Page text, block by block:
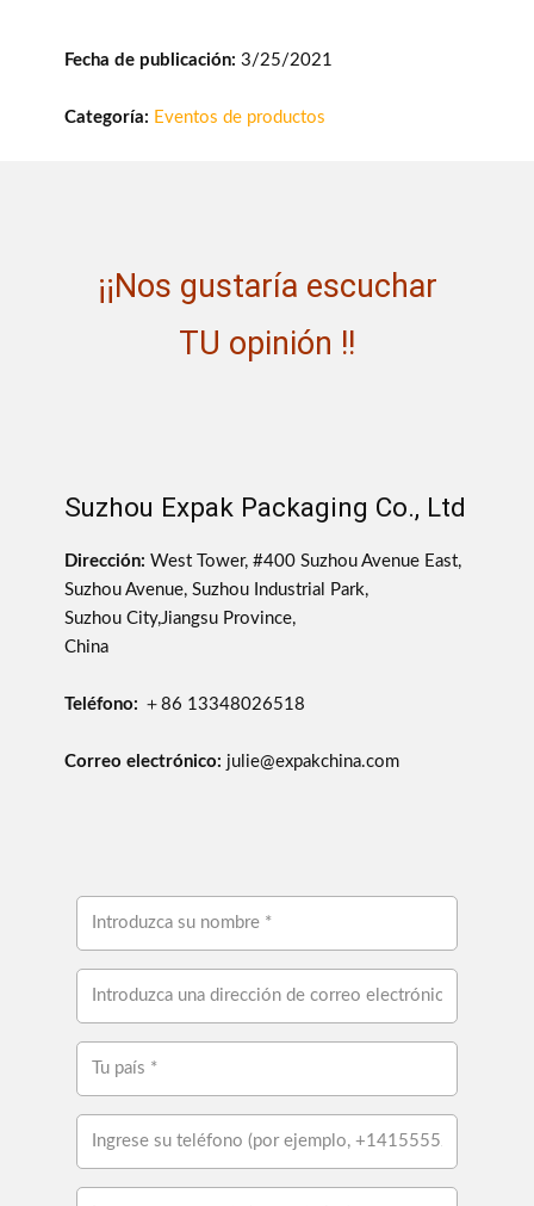
Fecha de publicación: 3/25/2021
Categoría: Eventos de productos
¡¡Nos gustaría escuchar
TU opinión !!
Suzhou Expak Packaging Co., Ltd
Dirección: West Tower, #400 Suzhou Avenue East,
Suzhou Avenue, Suzhou Industrial Park,
Suzhou City,Jiangsu Province,
China
Teléfono: ＋86 13348026518
Correo electrónico: julie@expakchina.com